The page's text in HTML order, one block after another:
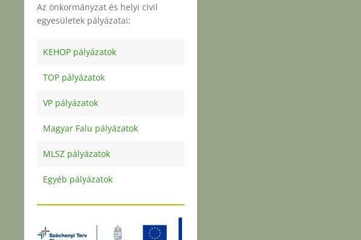
Az önkormányzat és helyi civil
egyesületek pályázatai:
KEHOP pályázatok
TOP pályázatok
VP pályázatok
Magyar Falu pályázatok
MLSZ pályázatok
Egyéb pályázatok